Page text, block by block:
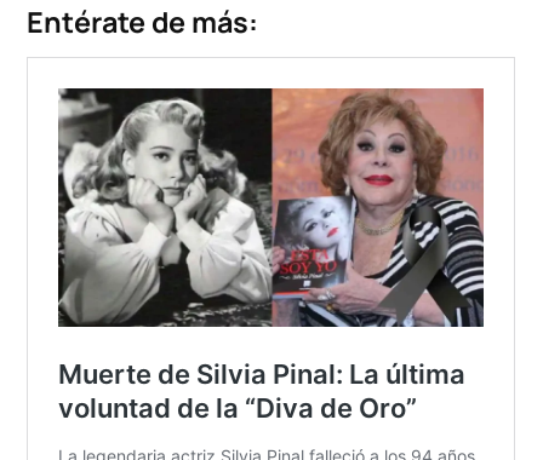
Entérate de más: